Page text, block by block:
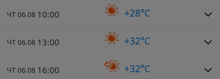
ЧТ 06.08 10:00 +28°C
ЧТ 06.08 13:00 +32°C
ЧТ 06.08 16:00 +32°C